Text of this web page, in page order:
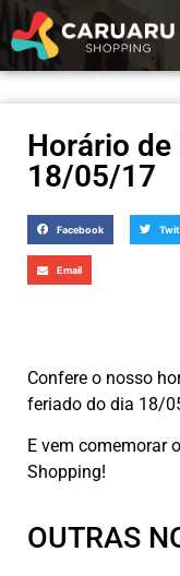
Horário
18/05/17
Facebook
Email
Confere o nosso
feriado do dia 18/
E vem comemorar
Shopping!
OUTRAS